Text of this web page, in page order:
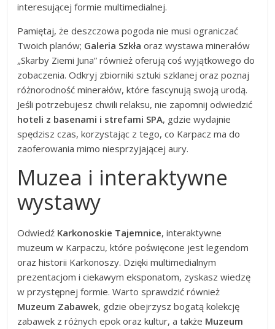
interesującej formie multimedialnej.
Pamiętaj, że deszczowa pogoda nie musi ograniczać
Twoich planów; Galeria Szkła oraz wystawa minerałów
„Skarby Ziemi Juna” również oferują coś wyjątkowego do
zobaczenia. Odkryj zbiorniki sztuki szklanej oraz poznaj
różnorodność minerałów, które fascynują swoją urodą.
Jeśli potrzebujesz chwili relaksu, nie zapomnij odwiedzić
hoteli z basenami i strefami SPA, gdzie wydajnie
spędzisz czas, korzystając z tego, co Karpacz ma do
zaoferowania mimo niesprzyjającej aury.
Muzea i interaktywne
wystawy
Odwiedź Karkonoskie Tajemnice, interaktywne
muzeum w Karpaczu, które poświęcone jest legendom
oraz historii Karkonoszy. Dzięki multimedialnym
prezentacjom i ciekawym eksponatom, zyskasz wiedzę
w przystępnej formie. Warto sprawdzić również
Muzeum Zabawek, gdzie obejrzysz bogatą kolekcję
zabawek z różnych epok oraz kultur, a także Muzeum